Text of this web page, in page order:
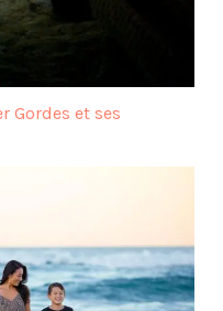
Gordes et ses